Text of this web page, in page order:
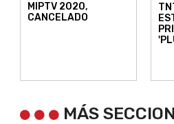
MIPTV 2020,
CANCELADO
MÁS